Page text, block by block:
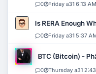
0 Friday a31 6:13 AM
Is RERA Enough
0 Friday a31 5:37
BTC (Bitcoin) -
0 Thursday a31